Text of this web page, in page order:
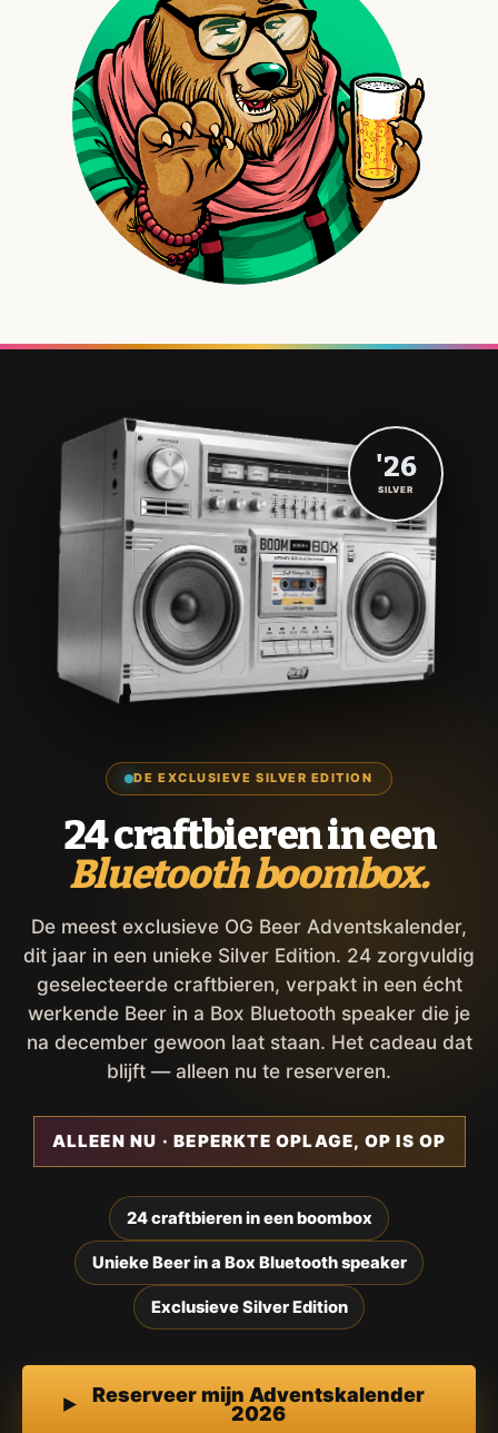
DE EXCLUSIEVE SILVER EDITION
24 craftbieren in een
Bluetooth boombox.
De meest exclusieve OG Beer Adventskalender,
dit jaar in een unieke Silver Edition. 24 zorgvuldig
geselecteerde craftbieren, verpakt in een écht
werkende Beer in a Box Bluetooth speaker die je
na december gewoon laat staan. Het cadeau dat
blijft — alleen nu te reserveren.
ALLEEN NU · BEPERKTE OPLAGE, OP IS OP
24 craftbieren in een boombox
Unieke Beer in a Box Bluetooth speaker
Exclusieve Silver Edition
Reserveer mijn Adventskalender
2026
'26
SILVER